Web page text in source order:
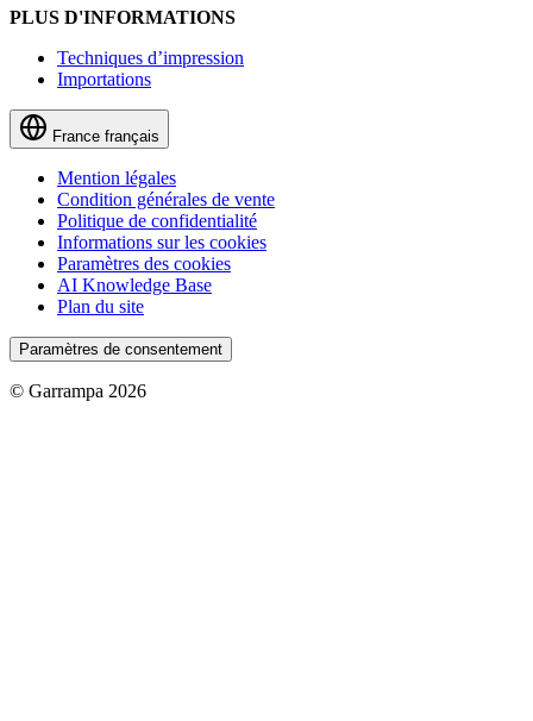
PLUS D'INFORMATIONS
Techniques d’impression
Importations
France français
Mention légales
Condition générales de vente
Politique de confidentialité
Informations sur les cookies
Paramètres des cookies
AI Knowledge Base
Plan du site
Paramètres de consentement
© Garrampa 2026